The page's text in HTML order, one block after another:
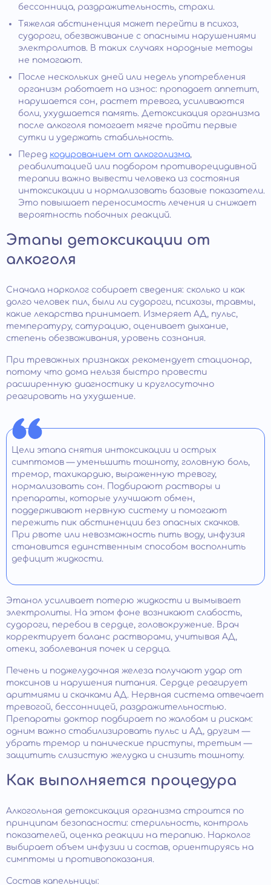
бессонница, раздражительность, страхи.
Тяжелая абстиненция может перейти в психоз,
судороги, обезвоживание с опасными нарушениями
электролитов. В таких случаях народные методы
не помогают.
После нескольких дней или недель употребления
организм работает на износ: пропадает аппетит,
нарушается сон, растет тревога, усиливаются
боли, ухудшается память. Детоксикация организма
после алкоголя помогает мягче пройти первые
сутки и удержать стабильность.
Перед кодированием от алкоголизма,
реабилитацией или подбором противорецидивной
терапии важно вывести человека из состояния
интоксикации и нормализовать базовые показатели.
Это повышает переносимость лечения и снижает
вероятность побочных реакций.
Этапы детоксикации от
алкоголя
Сначала нарколог собирает сведения: сколько и как
долго человек пил, были ли судороги, психозы, травмы,
какие лекарства принимает. Измеряет АД, пульс,
температуру, сатурацию, оценивает дыхание,
степень обезвоживания, уровень сознания.
При тревожных признаках рекомендует стационар,
потому что дома нельзя быстро провести
расширенную диагностику и круглосуточно
реагировать на ухудшение.
Цели этапа снятия интоксикации и острых
симптомов — уменьшить тошноту, головную боль,
тремор, тахикардию, выраженную тревогу,
нормализовать сон. Подбирают растворы и
препараты, которые улучшают обмен,
поддерживают нервную систему и помогают
пережить пик абстиненции без опасных скачков.
При рвоте или невозможность пить воду, инфузия
становится единственным способом восполнить
дефицит жидкости.
Этанол усиливает потерю жидкости и вымывает
электролиты. На этом фоне возникают слабость,
судороги, перебои в сердце, головокружение. Врач
корректирует баланс растворами, учитывая АД,
отеки, заболевания почек и сердца.
Печень и поджелудочная железа получают удар от
токсинов и нарушения питания. Сердце реагирует
аритмиями и скачками АД. Нервная система отвечает
тревогой, бессонницей, раздражительностью.
Препараты доктор подбирает по жалобам и рискам:
одним важно стабилизировать пульс и АД, другим —
убрать тремор и панические приступы, третьим —
защитить слизистую желудка и снизить тошноту.
Как выполняется процедура
Алкогольная детоксикация организма строится по
принципам безопасности: стерильность, контроль
показателей, оценка реакции на терапию. Нарколог
выбирает объем инфузии и состав, ориентируясь на
симптомы и противопоказания.
Состав капельницы: